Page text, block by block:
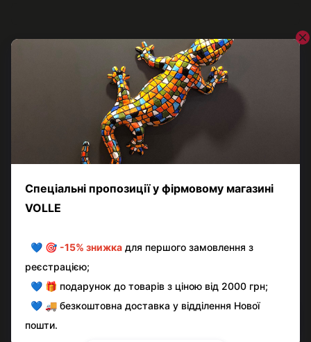
Додайте перший відгук
Контактна інформація
Повна версія сайту